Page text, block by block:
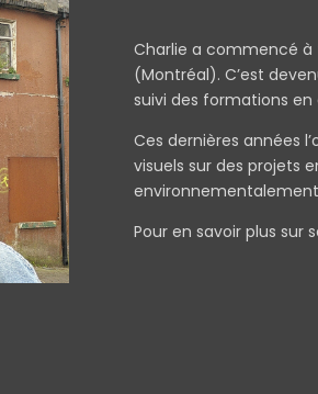
Charlie a commencé à
(Montréal). C’est
suivi des formations
Ces dernières années
visuels sur des projets
Pour en savoir plus sur